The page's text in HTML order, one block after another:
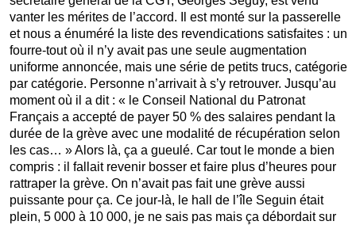
vanter les mérites de l’accord. Il est monté sur la passerelle
et nous a énuméré la liste des revendications satisfaites : un
fourre-tout où il n’y avait pas une seule augmentation
uniforme annoncée, mais une série de petits trucs, catégorie
par catégorie. Personne n’arrivait à s’y retrouver. Jusqu’au
moment où il a dit : « le Conseil National du Patronat
Français a accepté de payer 50 % des salaires pendant la
durée de la grève avec une modalité de récupération selon
les cas… » Alors là, ça a gueulé. Car tout le monde a bien
compris : il fallait revenir bosser et faire plus d’heures pour
rattraper la grève. On n’avait pas fait une grève aussi
puissante pour ça. Ce jour-là, le hall de l’île Seguin était
plein, 5 000 à 10 000, je ne sais pas mais ça débordait sur